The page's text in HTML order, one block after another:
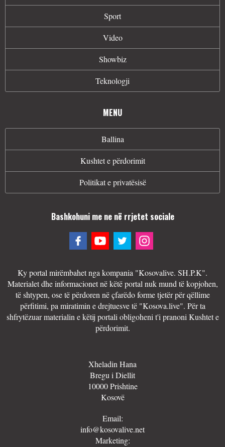
Sport
Video
Showbiz
Teknologji
MENU
Ballina
Kushtet e përdorimit
Politikat e privatësisë
Bashkohuni me ne në rrjetet sociale
Ky portal mirëmbahet nga kompania "Kosovalive. SH.P.K".
Materialet dhe informacionet në këtë portal nuk mund të kopjohen,
të shtypen, ose të përdoren në çfarëdo forme tjetër për qëllime
përfitimi, pa miratimin e drejtuesve të "Kosova.live". Për ta
shfrytëzuar materialin e këtij portali obligoheni t'i pranoni Kushtet e
përdorimit.
Xheladin Hana
Bregu i Diellit
10000 Prishtine
Kosovë
Email:
info@kosovalive.net
Marketing: